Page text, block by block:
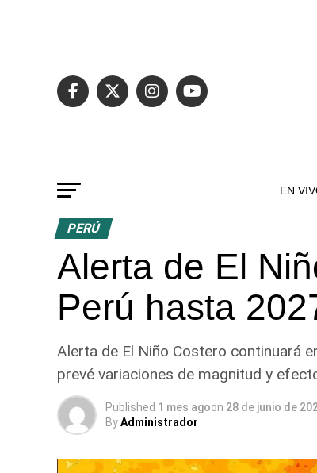
EN
PERÚ
Alerta de El
Perú hasta
Alerta de El Niño Costero continuará
prevé variaciones de magnitud y
Published 1 mes agoon 28 de junio de
ByAdministrador